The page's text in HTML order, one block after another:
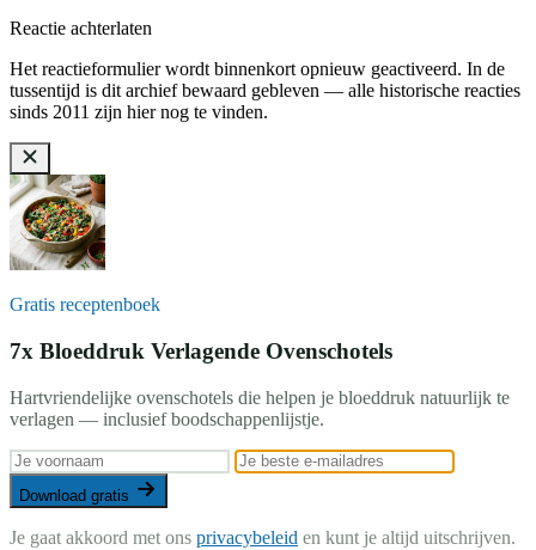
Reactie achterlaten
Het reactieformulier wordt binnenkort opnieuw geactiveerd. In de
tussentijd is dit archief bewaard gebleven — alle historische reacties
sinds 2011 zijn hier nog te vinden.
Gratis receptenboek
7x Bloeddruk Verlagende Ovenschotels
Hartvriendelijke ovenschotels die helpen je bloeddruk natuurlijk te
verlagen — inclusief boodschappenlijstje.
Download gratis
Je gaat akkoord met ons privacybeleid en kunt je altijd uitschrijven.